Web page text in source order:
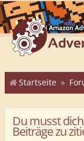
Startseite
Du musst
Beiträge zu